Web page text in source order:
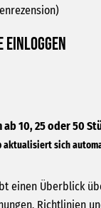
einloggen
einen Überblick
Richtlinien